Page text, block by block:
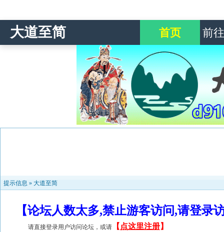
大道至简 首页 前
提示信息 » 大道至简
【论坛人数太多,禁止游客访问,请登
请直接登录用户访问论坛，或请 【 点这里注册】